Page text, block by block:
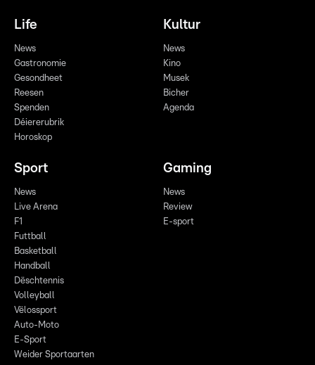
Life
News
Gastronomie
Gesondheet
Reesen
Spenden
Déiererubrik
Horoskop
Kultur
News
Kino
Musek
Bicher
Agenda
Sport
News
Live Arena
F1
Futtball
Basketball
Handball
Dëschtennis
Volleyball
Vëlossport
Auto-Moto
E-Sport
Weider Sportaarten
Gaming
News
Review
E-sport